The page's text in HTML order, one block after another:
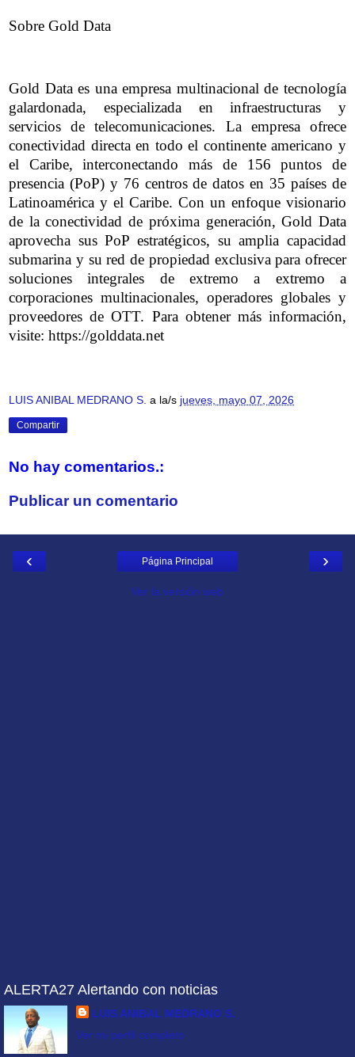
Sobre Gold Data
Gold Data es una empresa multinacional de tecnología
galardonada, especializada en infraestructuras y
servicios de telecomunicaciones. La empresa ofrece
conectividad directa en todo el continente americano y
el Caribe, interconectando más de 156 puntos de
presencia (PoP) y 76 centros de datos en 35 países de
Latinoamérica y el Caribe. Con un enfoque visionario
de la conectividad de próxima generación, Gold Data
aprovecha sus PoP estratégicos, su amplia capacidad
submarina y su red de propiedad exclusiva para ofrecer
soluciones integrales de extremo a extremo a
corporaciones multinacionales, operadores globales y
proveedores de OTT. Para obtener más información,
visite: https://golddata.net
LUIS ANIBAL MEDRANO S. a la/s jueves, mayo 07, 2026
Compartir
No hay comentarios.:
Publicar un comentario
‹ ›
Página Principal
Ver la versión web
ALERTA27 Alertando con noticias
LUIS ANIBAL MEDRANO S.
Ver mi perfil completo